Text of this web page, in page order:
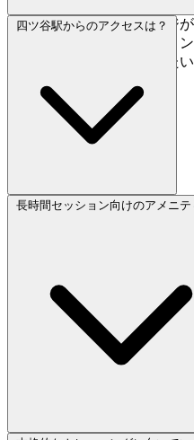
はい。ポットと電子レンジ
ナックを持参してセッショ
レーニング日にはありがた
四ツ谷駅からのアクセスは？
四ツ谷駅から徒歩わずか4
長時間セッション向けのアメニテ